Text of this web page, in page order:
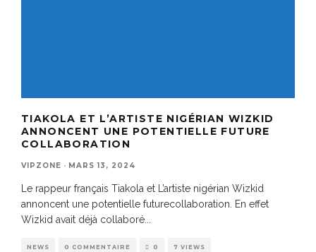
TIAKOLA ET L’ARTISTE NIGÉRIAN WIZKID
ANNONCENT UNE POTENTIELLE FUTURE
COLLABORATION
VIPZONE · MARS 13, 2024
Le rappeur français Tiakola et L’artiste nigérian Wizkid
annoncent une potentielle futurecollaboration. En effet
Wizkid avait déjà collaboré...
NEWS 0 COMMENTAIRE 0 7 VIEWS